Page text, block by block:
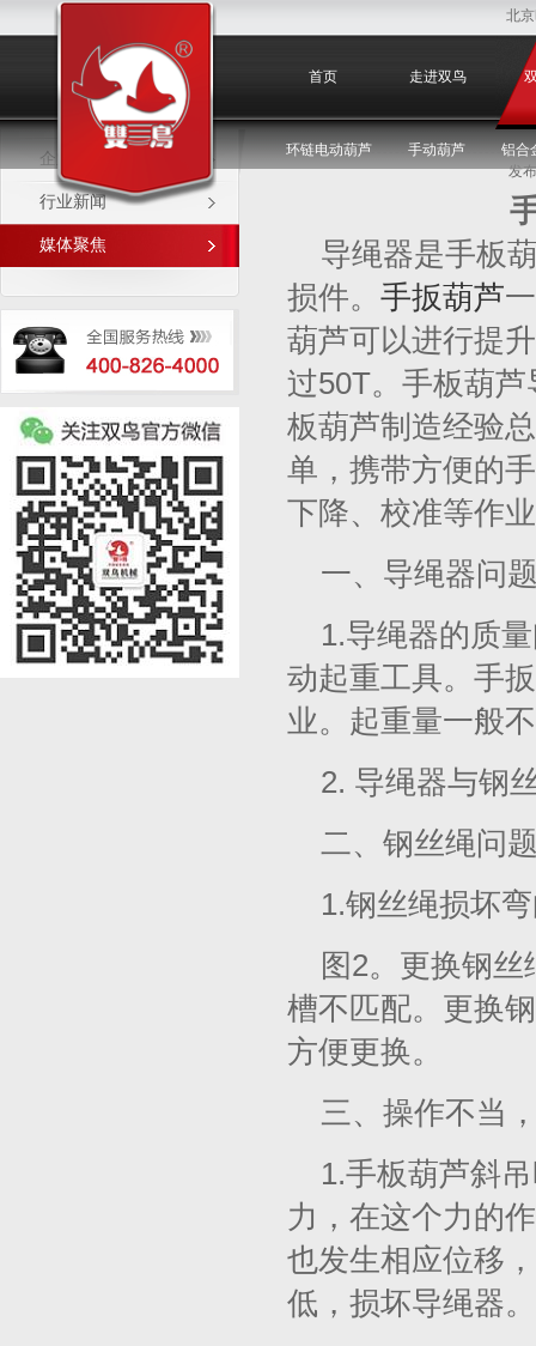
北
首页 走进双鸟
环链电动葫芦 手动葫芦 铝合
媒体聚焦
企业新闻
行业新闻
媒体聚焦
发
导绳器是手板
损件。 手扳葫芦
葫芦可以进行提
过50T。手板葫
板葫芦制造经验
单，携带方便的
下降、校准等作
一、导绳器问
1.导绳器的质
动起重工具。手
业。起重量一般
2. 导绳器与钢
二、钢丝绳问
1.钢丝绳损坏
图2。更换钢
槽不匹配。更换
方便更换。
三、操作不当
1.手板葫芦斜
力，在这个力的
也发生相应位移
低，损坏导绳器。